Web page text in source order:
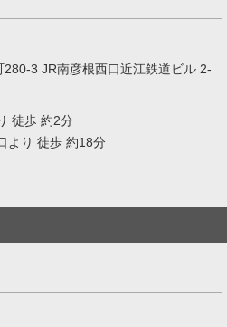
3 JR南彦根西口近江鉄道ビル 2-
徒歩 約2分
より 徒歩 約18分